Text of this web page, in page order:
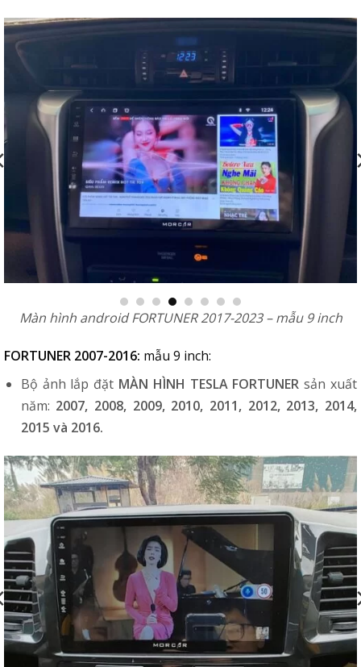
Màn hình android FORTUNER 2017-2023 – mẫu 9 inch
FORTUNER 2007-2016: mẫu 9 inch:
Bộ ảnh lắp đặt MÀN HÌNH TESLA FORTUNER sản xuất
năm: 2007, 2008, 2009, 2010, 2011, 2012, 2013, 2014,
2015 và 2016.